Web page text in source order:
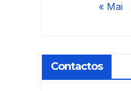
« Mai
Contactos